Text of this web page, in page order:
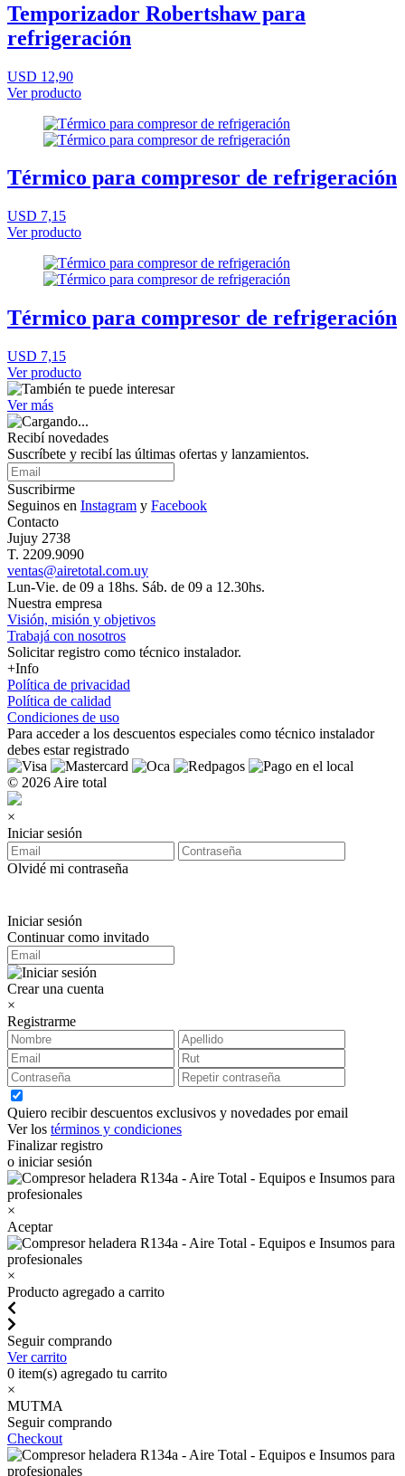
Temporizador Robertshaw para
refrigeración
USD 12,90
Ver producto
Térmico para compresor de refrigeración
USD 7,15
Ver producto
Térmico para compresor de refrigeración
USD 7,15
Ver producto
Ver más
Recibí novedades
Suscríbete y recibí las últimas ofertas y lanzamientos.
Suscribirme
Seguinos en Instagram y Facebook
Contacto
Jujuy 2738
T. 2209.9090
ventas@airetotal.com.uy
Lun-Vie. de 09 a 18hs. Sáb. de 09 a 12.30hs.
Nuestra empresa
Visión, misión y objetivos
Trabajá con nosotros
Solicitar registro como técnico instalador.
+Info
Política de privacidad
Política de calidad
Condiciones de uso
Para acceder a los descuentos especiales como técnico instalador
debes estar registrado
© 2026 Aire total
×
Iniciar sesión
Olvidé mi contraseña
Iniciar sesión
Continuar como invitado
Crear una cuenta
×
Registrarme
Quiero recibir descuentos exclusivos y novedades por email
Ver los términos y condiciones
Finalizar registro
o iniciar sesión
×
Aceptar
×
Producto agregado a carrito
Seguir comprando
Ver carrito
0 item(s) agregado tu carrito
×
MUTMA
Seguir comprando
Checkout